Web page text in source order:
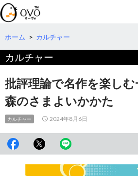
検
索
コ
テ
ツ
へ
動
ホーム > カルチャー
カルチャー
批評理論で名作を楽し
森のさまよいかかた
カルチャー 2024年8月6日